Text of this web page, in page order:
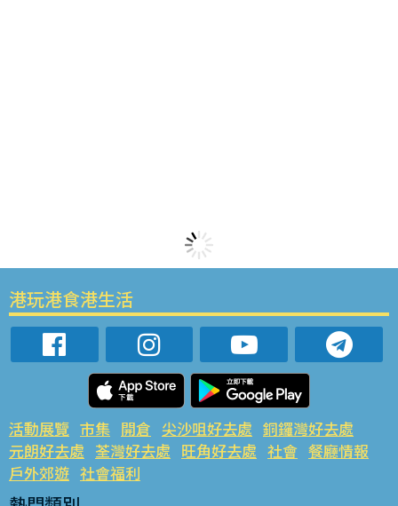
港玩港食港生活
活動展覽 市集 開倉 尖沙咀好去處 銅鑼灣好去處
元朗好去處 荃灣好去處 旺角好去處 社會 餐廳情報
戶外郊遊 社會福利